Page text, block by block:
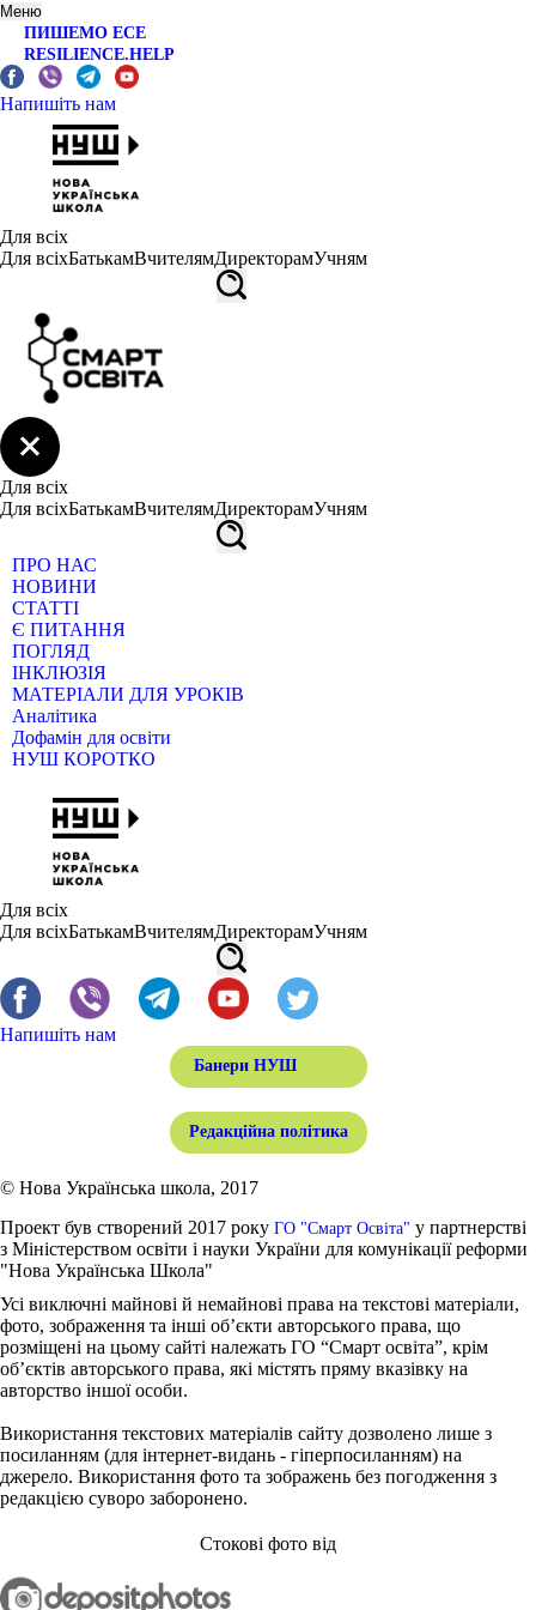
Меню
ПИШЕМО ЕСЕ
RESILIENCE.HELP
Напишіть нам
Для всіх
Для всіхБатькамВчителямДиректорамУчням
Для всіх
Для всіхБатькамВчителямДиректорамУчням
ПРО НАС
НОВИНИ
СТАТТІ
Є ПИТАННЯ
ПОГЛЯД
ІНКЛЮЗІЯ
МАТЕРІАЛИ ДЛЯ УРОКІВ
Аналітика
Дофамін для освіти
НУШ КОРОТКО
Для всіх
Для всіхБатькамВчителямДиректорамУчням
Напишіть нам
Банери НУШ
Редакційна політика
© Нова Українська школа, 2017
Проект був створений 2017 року ГО "Смарт Освіта" у партнерстві
з Міністерством освіти і науки України для комунікації реформи
"Нова Українська Школа"
Усі виключні майнові й немайнові права на текстові матеріали,
фото, зображення та інші об’єкти авторського права, що
розміщені на цьому сайті належать ГО “Смарт освіта”, крім
об’єктів авторського права, які містять пряму вказівку на
авторство іншої особи.
Використання текстових матеріалів сайту дозволено лише з
посиланням (для інтернет-видань - гіперпосиланням) на
джерело. Використання фото та зображень без погодження з
редакцією суворо заборонено.
Стокові фото від